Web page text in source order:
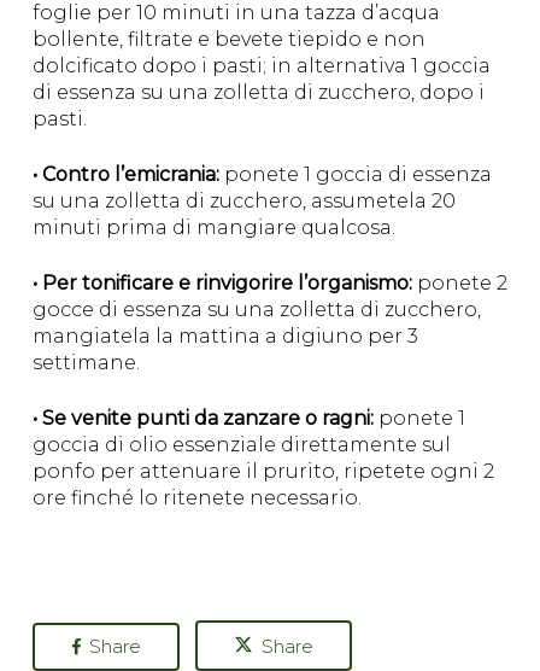
foglie per 10 minuti in una tazza d’acqua
bollente, filtrate e bevete tiepido e non
dolcificato dopo i pasti; in alternativa 1 goccia
di essenza su una zolletta di zucchero, dopo i
pasti.
• Contro l’emicrania:ponete 1 goccia di essenza
su una zolletta di zucchero, assumetela 20
minuti prima di mangiare qualcosa.
• Per tonificare e rinvigorire l’organismo:ponete 2
gocce di essenza su una zolletta di zucchero,
mangiatela la mattina a digiuno per 3
settimane.
• Se venite punti da zanzare o ragni:ponete 1
goccia di olio essenziale direttamente sul
ponfo per attenuare il prurito, ripetete ogni 2
ore finché lo ritenete necessario.
Share Share